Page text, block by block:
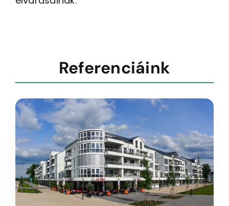
Referenciáink